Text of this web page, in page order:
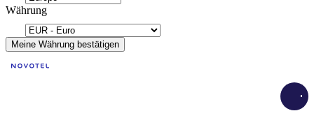
Währung
Meine Währung bestätigen